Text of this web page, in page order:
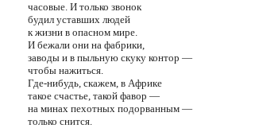
часовые. И только звонок
будил уставших людей
к жизни в опасном мире.
И бежали они на фабрики,
заводы и в пыльную скуку контор —
чтобы нажиться.
Где-нибудь, скажем, в Африке
такое счастье, такой фавор —
на минах пехотных подорванным —
только снится.